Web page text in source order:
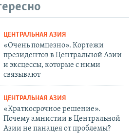
ЦЕНТРАЛЬНАЯ АЗИЯ
«Очень помпезно». Кортежи
президентов в Центральной Азии
и эксцессы, которые с ними
связывают
ЦЕНТРАЛЬНАЯ АЗИЯ
«Краткосрочное решение».
Почему амнистии в Центральной
Азии не панацея от проблемы?